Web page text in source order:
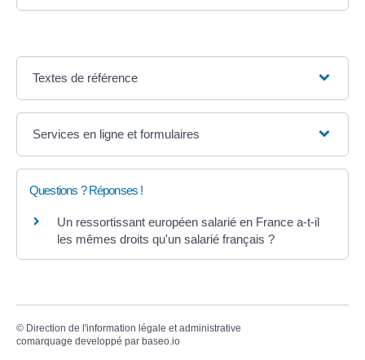
Textes de référence
Services en ligne et formulaires
Questions ? Réponses !
Un ressortissant européen salarié en France a-t-il
les mêmes droits qu'un salarié français ?
© Direction de l'information légale et administrative
comarquage developpé par baseo.io